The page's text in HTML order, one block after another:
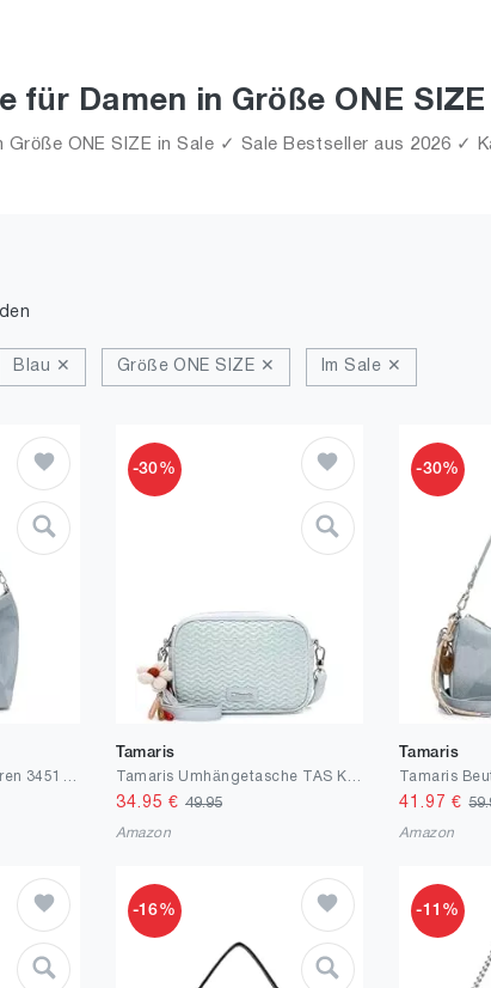
für Damen in Größe ONE
ONE SIZE in Sale ✓ Sale Bestseller aus 2026 ✓
Blau ✕ Größe ONE SIZE ✕ Im Sale ✕
-30%
Tamaris
34.95 € 49.95
Amazon
-30%
Tamaris
41.97 €
Amazon
-16% -11%